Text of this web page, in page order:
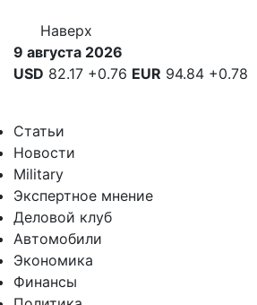
Наверх
9 августа 2026
USD 82.17 +0.76 EUR 94.84 +0.78
Статьи
Новости
Military
Экспертное мнение
Деловой клуб
Автомобили
Экономика
Финансы